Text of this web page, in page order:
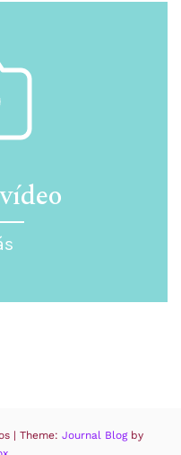
| Theme: Journal Blog by